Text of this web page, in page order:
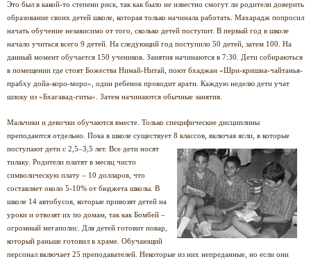
Это был в какой-то степени риск, так как было не известно смогут ли родители доверить
образование своих детей школе, которая только начинала работать. Махарадж попросил
начать обучение независимо от того, сколько детей поступит. В первый год в школе
начало учиться всего 9 детей. На следующий год поступило 50 детей, затем 100. На
данный момент обучается 150 учеников. Занятия начинаются в 7:30. Дети собираються
в помещении где стоят Божества Нимай-Нитай, поют бхаджан «Шри-кришна-чайтанья-
прабху дойа-коро-моро», один ребенок проводит арати. Каждую неделю дети учат
шлоку из «Бхагавад-гиты». Затем начинаются обычные занятия.
Мальчики и девочки обучаются вместе. Только специфические дисциплины
преподаются отдельно. Пока в школе существует 8 классов, включая ясли, в которые
поступают дети с 2,5–3,5 лет. Все дети носят
тилаку. Родители платят в месяц чисто
символическую плату – 10 долларов, что
составляет около 5-10% от бюджета школы. В
школе 14 автобусов, которые привозят детей на
уроки и отвозят их по домам, так как Бомбей –
огромный мегаполис. Для детей готовит повар,
который раньше готовил в храме. Обучающий
персонал включает 25 преподавателей. Некоторые из них непреданные, но если они